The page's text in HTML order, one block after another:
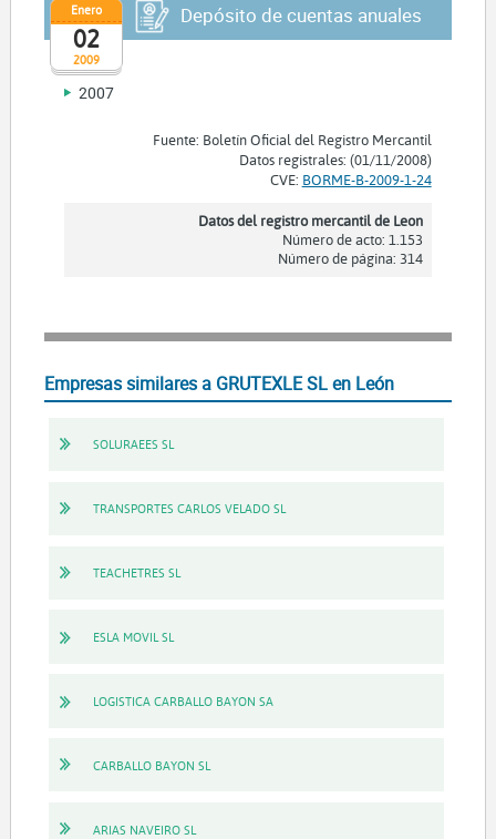
2009
Enero
02
Depósito de cuentas anuales
2007
Fuente: Boletín Oficial del Registro Mercantil
Datos registrales: (01/11/2008)
CVE: BORME-B-2009-1-24
Datos del registro mercantil de Leon
Número de acto: 1.153
Número de página: 314
Empresas similares a GRUTEXLE SL en León
SOLURAEES SL
TRANSPORTES CARLOS VELADO SL
TEACHETRES SL
ESLA MOVIL SL
LOGISTICA CARBALLO BAYON SA
CARBALLO BAYON SL
ARIAS NAVEIRO SL